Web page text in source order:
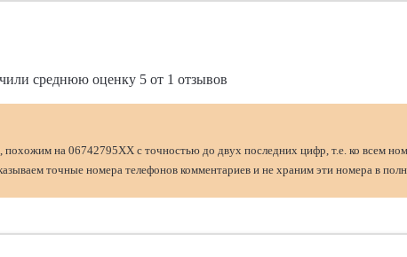
среднюю оценку 5 от 1 отзывов
на 06742795XX с точностью до двух последних цифр, т.е. ко всем
точные номера телефонов комментариев и не храним эти номера в